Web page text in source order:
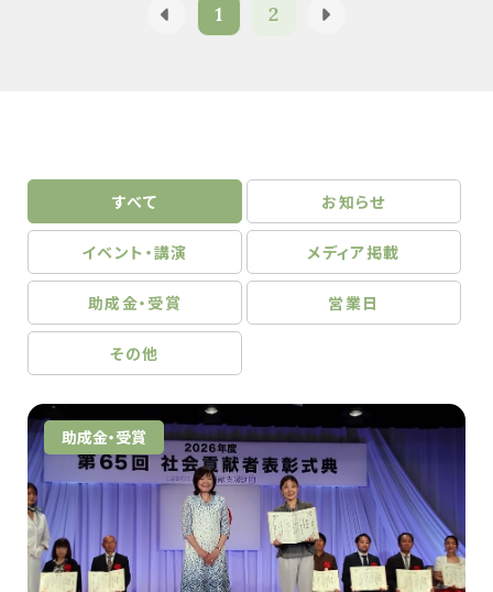
1 2
すべて お知らせ
イベント・講演 メディア掲載
助成金・受賞 営業日
その他
助成金・受賞